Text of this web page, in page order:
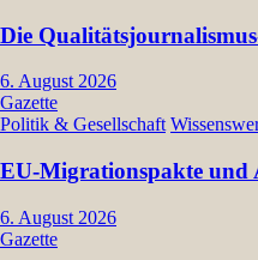
Die
6. August 2026
Gazette
Politik & Gesellschaft
EU-Migrationspakte und
6. August 2026
Gazette